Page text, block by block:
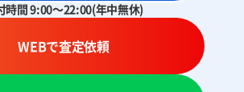
時間 9:00～22:00(年中無休)
WEBで査定依頼